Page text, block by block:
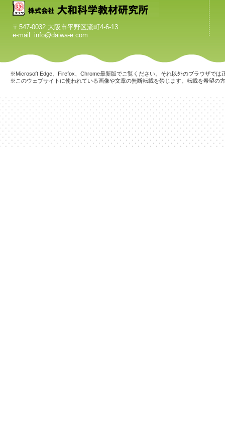
〒547-0032 大阪市平野区流町4-6-13
e-mail: info@daiwa-e.com
※Microsoft Edge、Firefox、Chrome最新版でご覧ください。それ以外のブラウザでは
※このウェブサイトに使われている画像や文章の無断転載を禁じます。転載を希望の